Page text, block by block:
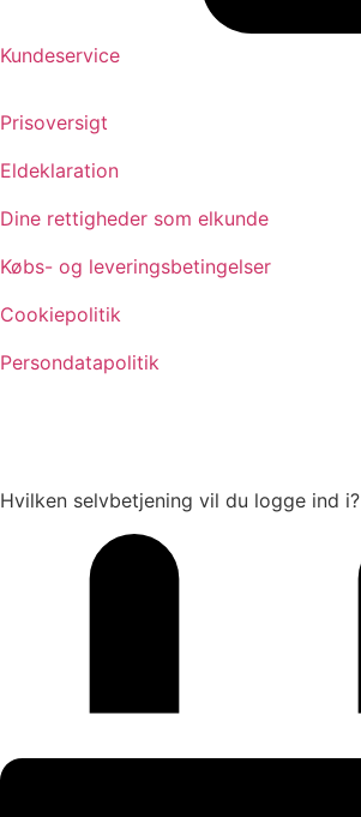
Kundeservice
Prisoversigt
Eldeklaration
Dine rettigheder som elkunde
Købs- og leveringsbetingelser
Cookiepolitik
Persondatapolitik
Hvilken selvbetjening vil du logge ind i?